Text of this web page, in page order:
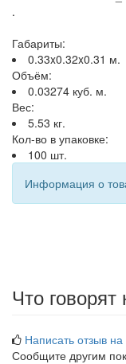
.
Габариты:
0.33x0.32x0.31 м.
Объём:
0.03274 куб. м.
Вес:
5.53 кг.
Кол-во в упаковке:
100 шт.
Информация о
Что
Написать отзыв на
Сообщите другим